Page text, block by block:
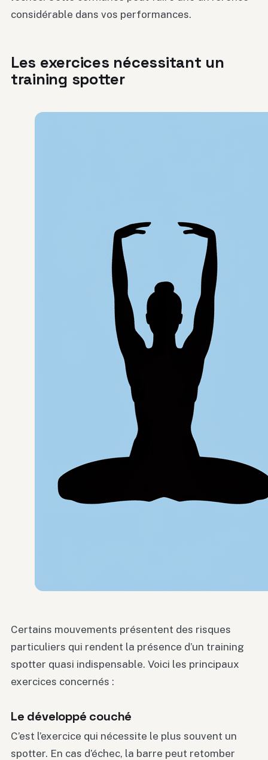
considérable dans vos performances.
Les exercices nécessitant un
training spotter
Certains mouvements présentent des risques
particuliers qui rendent la présence d’un training
spotter quasi indispensable. Voici les principaux
exercices concernés :
Le développé couché
C’est l’exercice qui nécessite le plus souvent un
spotter. En cas d’échec, la barre peut retomber